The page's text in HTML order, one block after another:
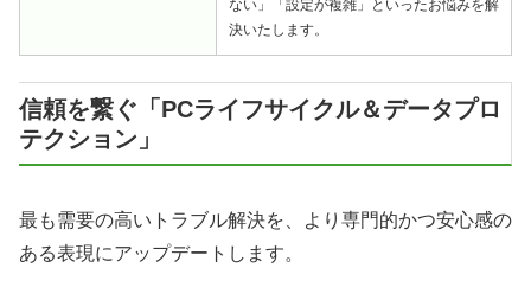
ない」「設定が複雑」といったお悩みを解
決いたします。
信頼を繋ぐ「PCライフサイクル＆データプロ
テクション」
最も需要の高いトラブル解決を、より専門的かつ安心感の
ある表現にアップデートします。